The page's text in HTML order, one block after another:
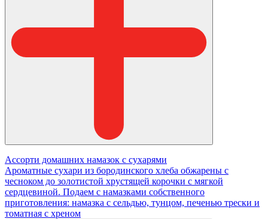
Ассорти домашних намазок с сухарями
Ароматные сухари из бородинского хлеба обжарены с
чесноком до золотистой хрустящей корочки с мягкой
сердцевиной. Подаем с намазками собственного
приготовления: намазка с сельдью, тунцом, печенью трески и
томатная с хреном